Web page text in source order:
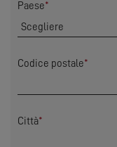
Paese*
Codice postale*
Città*